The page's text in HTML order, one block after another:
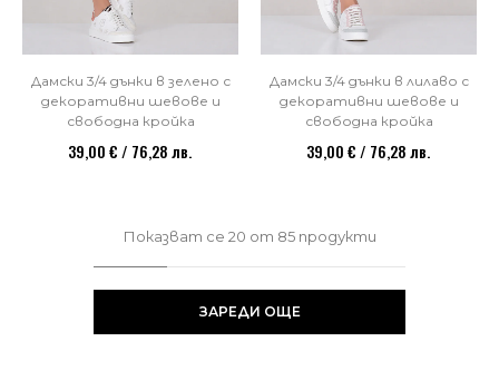
Дамски 3/4 дънки в зелено с
декоративни шевове и
свободна кройка
39,00 € / 76,28 лв.
Дамски 3/4 дънки в лилаво с
декоративни шевове и
свободна кройка
39,00 € / 76,28 лв.
Показват се 20 от 85продукти
ЗАРЕДИ ОЩЕ